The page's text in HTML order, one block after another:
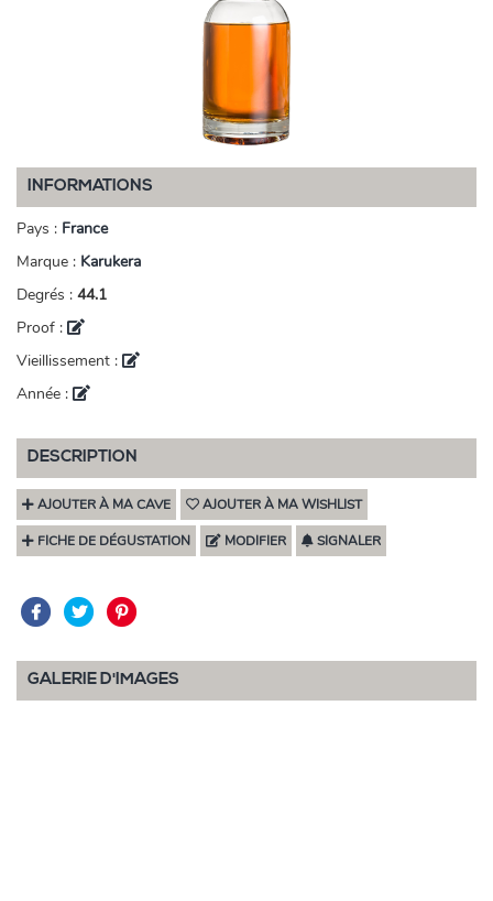
INFORMATIONS
Pays : France
Marque : Karukera
Degrés : 44.1
Proof :
Vieillissement :
Année :
DESCRIPTION
AJOUTER À MA CAVE AJOUTER À MA WISHLIST
FICHE DE DÉGUSTATION MODIFIER SIGNALER
GALERIE D'IMAGES